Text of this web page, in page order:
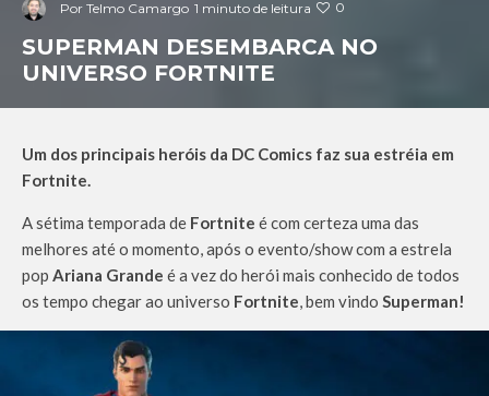
Por Telmo Camargo 1 minuto de leitura 0
SUPERMAN DESEMBARCA NO
UNIVERSO FORTNITE
Um dos principais heróis da DC Comics faz sua estréia em
Fortnite.
A sétima temporada de Fortnite é com certeza uma das
melhores até o momento, após o evento/show com a estrela
pop Ariana Grande é a vez do herói mais conhecido de todos
os tempo chegar ao universo Fortnite, bem vindo Superman!